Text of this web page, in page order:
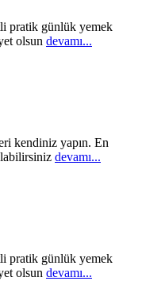
pratik günlük yemek
olsun devamı...
kendiniz yapın. En
devamı...
pratik günlük yemek
olsun devamı...